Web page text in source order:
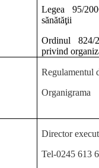
Legea 95/
sănătăţii
Ordinul 824/
privind
Regulamentul
Organigrama
Director
Tel-0245 613